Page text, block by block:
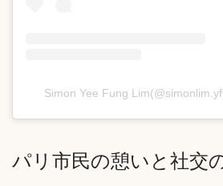
Simon Yee Fung
パリ市民の憩いと社交